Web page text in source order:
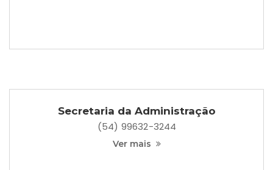
Secretaria da Administração
(54) 99632-3244
Ver mais